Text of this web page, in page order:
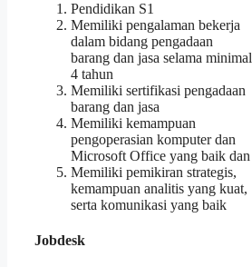
Pendidikan S1
Memiliki pengalaman bekerja
dalam bidang pengadaan
barang dan jasa selama minimal
4 tahun
Memiliki sertifikasi pengadaan
barang dan jasa
Memiliki kemampuan
pengoperasian komputer dan
Microsoft Office yang baik dan
Memiliki pemikiran strategis,
kemampuan analitis yang kuat,
serta komunikasi yang baik
Jobdesk